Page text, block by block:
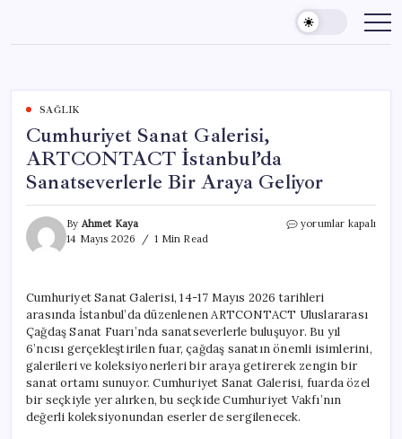
content
SAĞLIK
Cumhuriyet Sanat Galerisi,
ARTCONTACT İstanbul’da
Sanatseverlerle Bir Araya Geliyor
By Ahmet Kaya
14 Mayıs 2026
1 Min Read
Cumhuriyet
Sanatseverlerle
Bir
Araya
Geliyor
yorumlar kapalı
Cumhuriyet Sanat Galerisi, 14-17 Mayıs 2026 tarihleri
arasında İstanbul’da düzenlenen ARTCONTACT Uluslararası
Çağdaş Sanat Fuarı’nda sanatseverlerle buluşuyor. Bu yıl
6’ncısı gerçekleştirilen fuar, çağdaş sanatın önemli isimlerini,
galerileri ve koleksiyonerleri bir araya getirerek zengin bir
sanat ortamı sunuyor. Cumhuriyet Sanat Galerisi, fuarda özel
bir seçkiyle yer alırken, bu seçkide Cumhuriyet Vakfı’nın
değerli koleksiyonundan eserler de sergilenecek.